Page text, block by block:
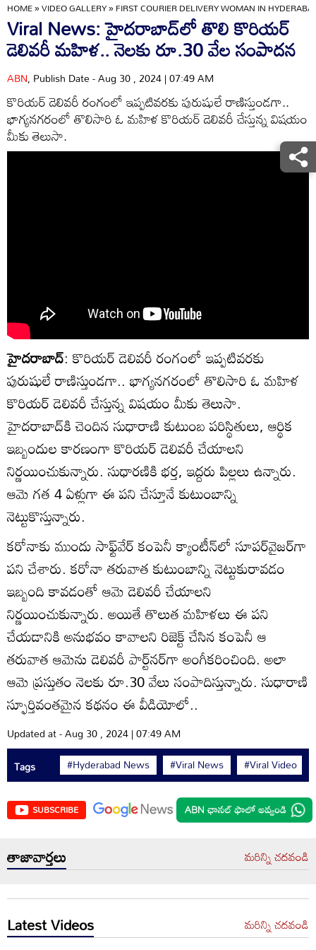
HOME»VIDEO GALLERY»FIRST COURIER DELIVERY WOMAN IN
Viral News: హైదరాబాద్‌లో తొలి కొరియర్
డెలివరీ మహిళ.. నెలకు రూ.30 వేల సంపాదన
ABN, Publish Date - Aug 30 , 2024 | 07:49 AM
కొరియర్ డెలివరీ రంగంలో ఇప్పటివరకు పురుషులే రాణిస్తుండగా..
భాగ్యనగరంలో తొలిసారి ఓ మహిళ కొరియర్ డెలివరీ చేస్తున్న విషయం
మీకు తెలుసా.
హైదరాబాద్: కొరియర్ డెలివరీ రంగంలో ఇప్పటివరకు
పురుషులే రాణిస్తుండగా.. భాగ్యనగరంలో తొలిసారి ఓ మహిళ
కొరియర్ డెలివరీ చేస్తున్న విషయం మీకు తెలుసా.
హైదరాబాద్‌కి చెందిన సుధారాణి కుటుంబ పరిస్థితులు, ఆర్థిక
ఇబ్బందుల కారణంగా కొరియర్ డెలివరీ చేయాలని
నిర్ణయించుకున్నారు. సుధారణికి భర్త, ఇద్దరు పిల్లలు ఉన్నారు.
ఆమె గత 4 ఏళ్లుగా ఈ పని చేస్తూనే కుటుంబాన్ని
నెట్టుకొస్తున్నారు.
కరోనాకు ముందు సాఫ్ట్‌వేర్ కంపెనీ క్యాంటీన్‌లో సూపర్‌వైజర్‌గా
పని చేశారు. కరోనా తరువాత కుటుంబాన్ని నెట్టుకురావడం
ఇబ్బంది కావడంతో ఆమె డెలివరీ చేయాలని
నిర్ణయించుకున్నారు. అయితే తొలుత మహిళలు ఈ పని
చేయడానికి అనుభవం కావాలని రిజెక్ట్ చేసిన కంపెనీ ఆ
తరువాత ఆమెను డెలివరీ పార్ట్‌నర్‌గా అంగీకరించింది. అలా
ఆమె ప్రస్తుతం నెలకు రూ.30 వేలు సంపాదిస్తున్నారు. సుధారాణి
స్ఫూర్తివంతమైన కథనం ఈ వీడియోలో..
Updated at - Aug 30 , 2024 | 07:49 AM
Tags
#Hyderabad News #Viral News #Viral Video
SUBSCRIBE
తాజావార్తలు మరిన్ని చదవండి
Latest Videos మరిన్ని చదవండి